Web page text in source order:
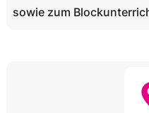
sowie zum